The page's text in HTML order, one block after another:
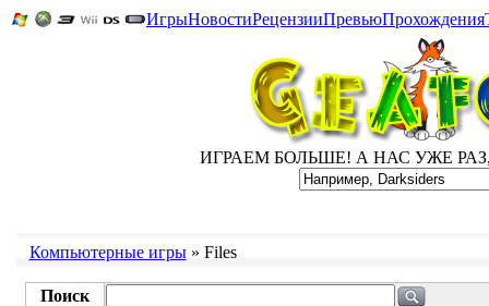
ИгрыНовостиРецензииПревьюПрохождения
ИГРАЕМ БОЛЬШЕ! А НАС УЖЕ РАЗ,
Компьютерные игры» Files
Поиск